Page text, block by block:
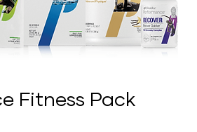
Fitness Pack